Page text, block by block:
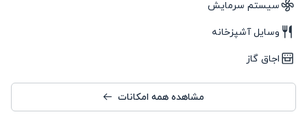
سیستم سرمایش
وسایل آشپزخانه
اجاق گاز
مشاهده همه امکانات